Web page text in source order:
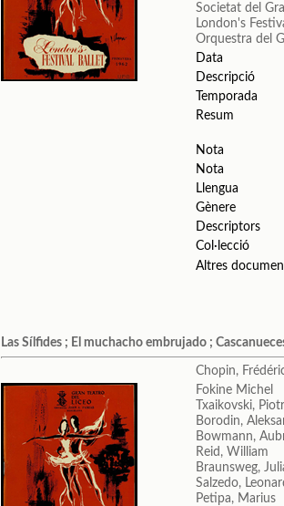
Societat del
London's
Orquestra del
Data
Descripció
Temporada
Resum
Nota
Nota
Llengua
Gènere
Descriptors
Col·lecció
Altres
Las Sílfides ; El muchacho embrujado ;
Chopin,
Fokine Michel
Txaikovski,
Borodin,
Bowmann,
Reid, William
Braunsweg,
Salzedo,
Petipa, Marius